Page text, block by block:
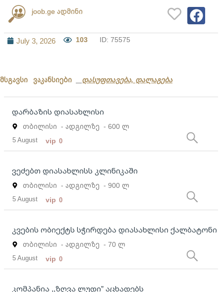
joob.ge ადმინი
July 3, 2026 103 ID: 75575
მსგავსი ვაკანსიები დასუფთავება, დალაგება
დარბაზის დიასახლისი
თბილისი - ადგილზე - 600 ლ
5 August vip 0
ვეძებთ დიასახლისს კლინიკაში
თბილისი - ადგილზე - 900 ლ
5 August vip 0
კვების ობიექტს სჭირდება დიასახლისი ქალბატონი
თბილისი - ადგილზე - 70 ლ
5 August vip 0
კომპანია ,,ზღვა ლუდი” აცხადებს